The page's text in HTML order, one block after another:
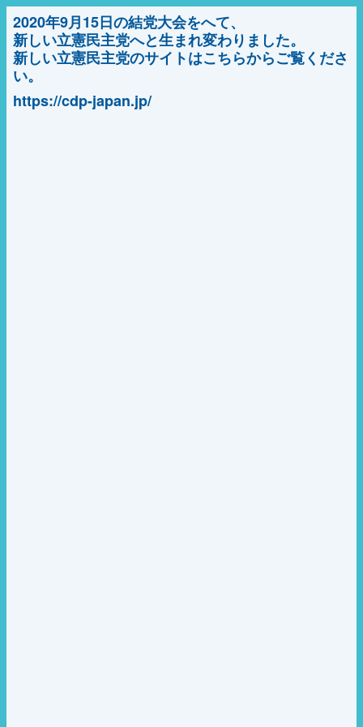
2020年9月15日の結党大会をへて、
新しい立憲民主党へと生まれ変わりました。
新しい立憲民主党のサイトはこちらからご覧くださ
い。
https://cdp-japan.jp/